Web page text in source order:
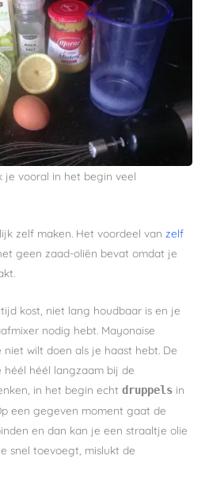
je vooral in het begin veel
zelf maken. Het voordeel van zelf
geen zaad-oliën bevat omdat je
kost, niet lang houdbaar is en je
nodig hebt. Mayonaise
wilt doen als je haast hebt. De
héél langzaam bij de
in het begin echtdruppels in
een gegeven moment gaat de
en dan kan je een straaltje olie
snel toevoegt, mislukt de